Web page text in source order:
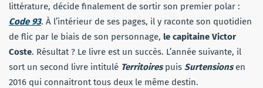
littérature, décide finalement de sortir son premier polar :
Code 93. À l’intérieur de ses pages, il y raconte son quotidien
de flic par le biais de son personnage, le capitaine Victor
Coste. Résultat ? Le livre est un succès. L’année suivante, il
sort un second livre intitulé Territoirespuis Surtensionsen
2016 qui connaitront tous deux le même destin.